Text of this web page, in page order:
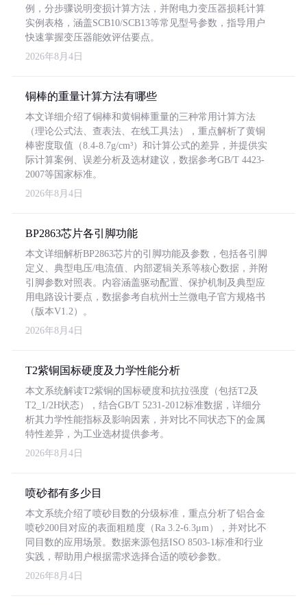
例，分步骤说明变损计算方法，并附电力变压器损耗计算
实例表格，涵盖SCB10/SCB13等常见型号参数，指导用户
快速掌握变压器能效评估要点。
2026年8月4日
铜棒的重量计算方法有哪些
本文详细介绍了铜棒和黄铜棒重量的三种常用计算方法
（理论公式法、查表法、在线工具法），重点解析了黄铜
棒密度取值（8.4-8.7g/cm³）和计算公式的差异，并提供实
际计算案例、误差分析及选材建议，数据参考GB/T 4423-
2007等国家标准。
2026年8月4日
BP2863芯片各引脚功能
本文详细解析BP2863芯片的引脚功能及参数，包括各引脚
定义、典型电压/电流值、内部逻辑关系等核心数据，并附
引脚参数对照表。内容涵盖驱动配置、保护机制及典型应
用电路设计要点，数据参考自杭州士兰微电子官方规格书
（版本V1.2）。
2026年8月4日
T2紫铜国标硬度及力学性能分析
本文系统解读T2紫铜的国标硬度和抗拉强度（包括T2及
T2_1/2H状态），结合GB/T 5231-2012标准数据，详细分
析其力学性能指标及影响因素，并对比不同状态下的金属
特性差异，为工业选材提供参考。
2026年8月4日
喷砂都有多少目
本文系统介绍了喷砂目数的分级标准，重点分析了铝合金
喷砂200目对应的表面粗糙度（Ra 3.2-6.3μm），并对比不
同目数的应用场景。数据来源包括ISO 8503-1标准和行业
实践，帮助用户根据需求选择合适的喷砂参数。
2026年8月4日